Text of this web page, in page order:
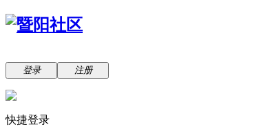
登录 注册
快捷登录